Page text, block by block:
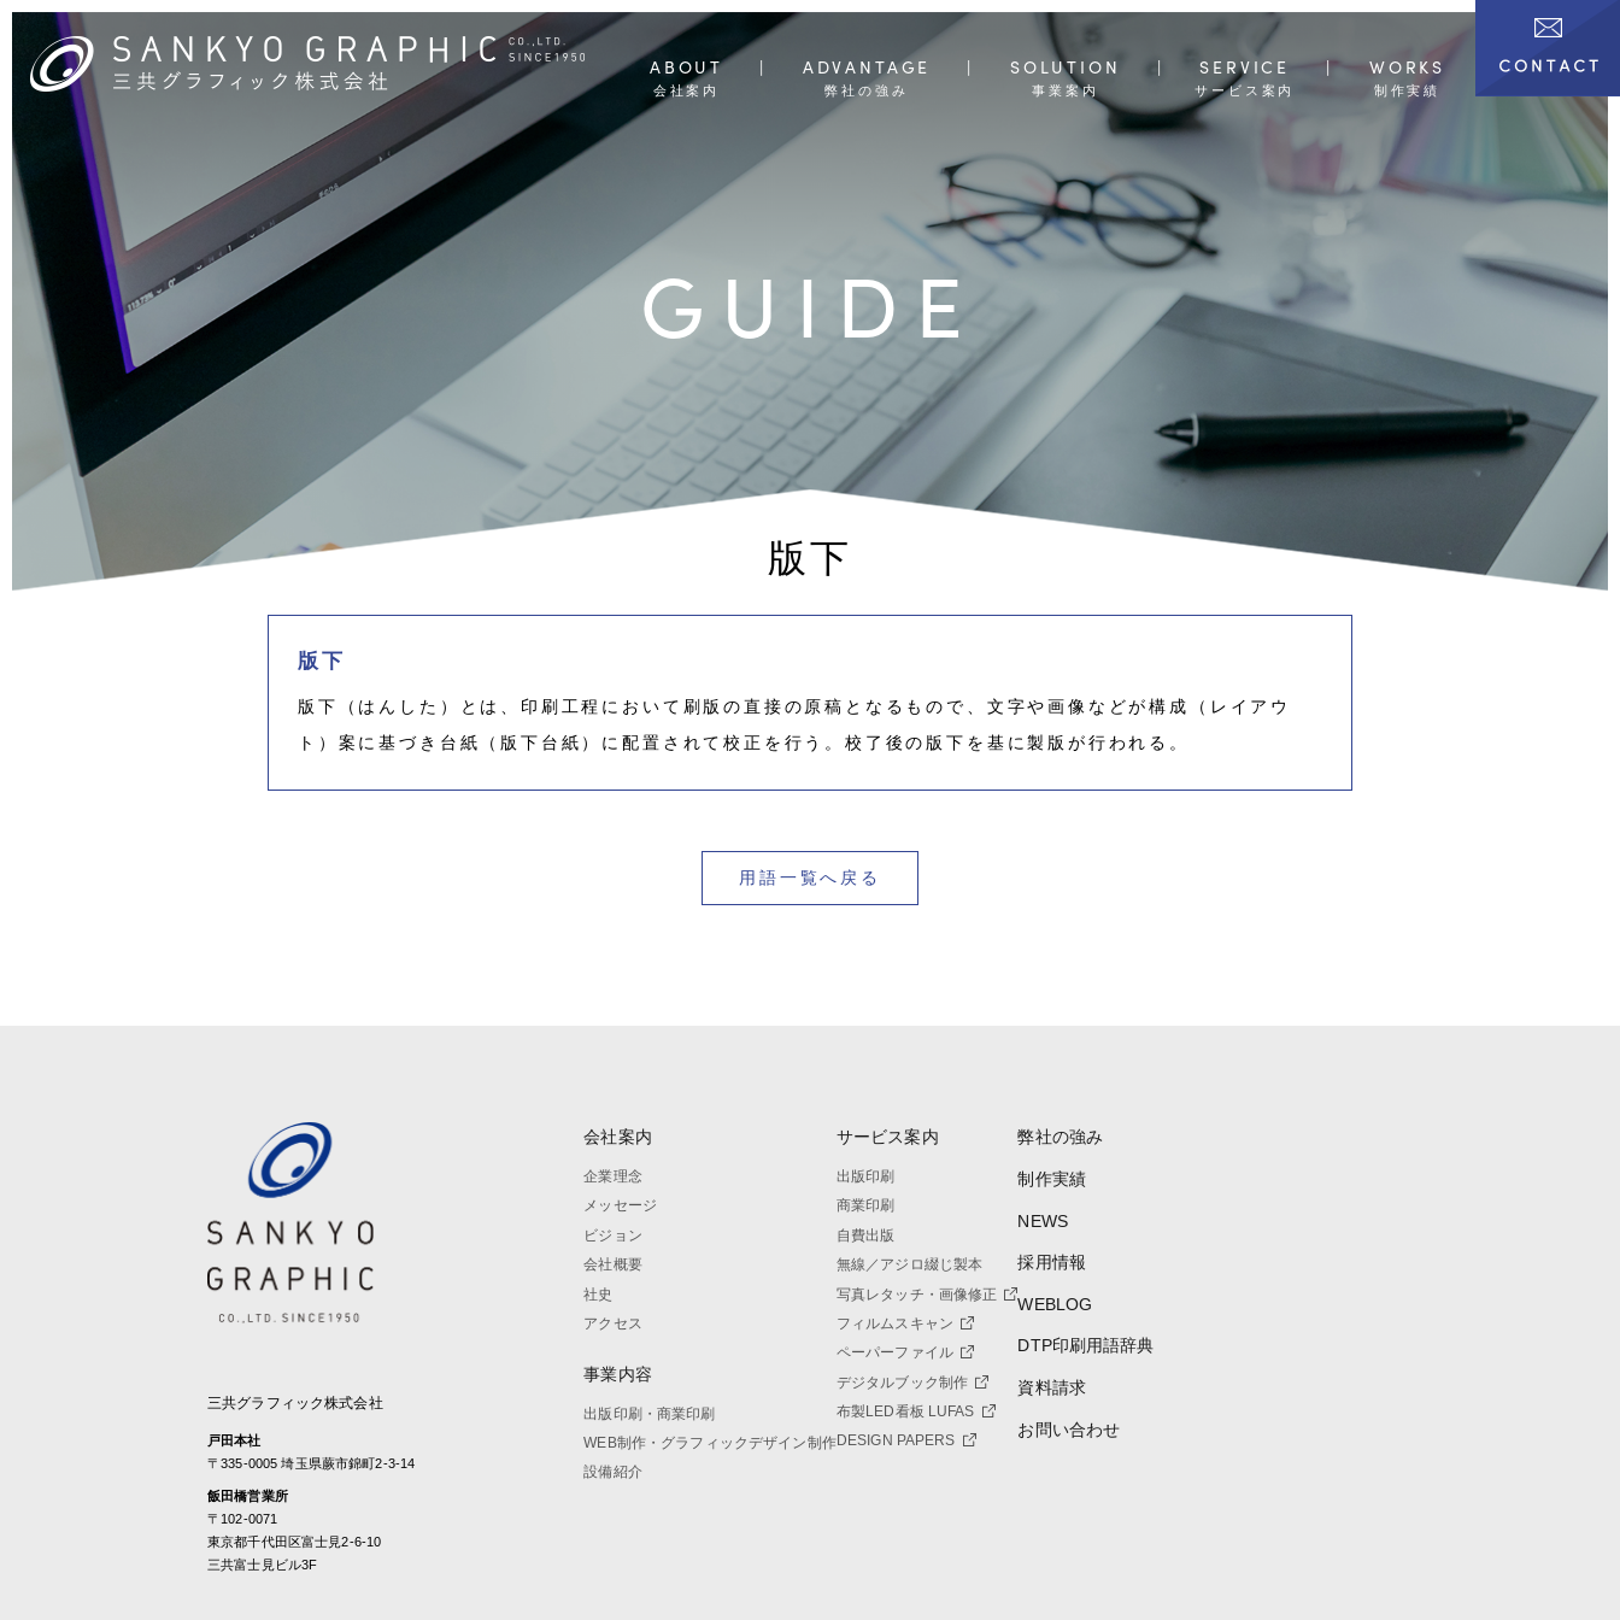
ABOUT
会社案内
ADVANTAGE
弊社の強み
SOLUTION
事業案内
SERVICE
サービス案内
WORKS
制作実績
GUIDE
版下
版下
版下（はんした）とは、印刷工程において刷版の直接の原稿となるもので、文字や画像などが構成（レイアウ
ト）案に基づき台紙（版下台紙）に配置されて校正を行う。校了後の版下を基に製版が行われる。
用語一覧へ戻る
三共グラフィック株式会社
戸田本社
〒335-0005 埼玉県蕨市錦町2-3-14
飯田橋営業所
〒102-0071
東京都千代田区富士見2-6-10
三共富士見ビル3F
会社案内
企業理念
メッセージ
ビジョン
会社概要
社史
アクセス
事業内容
出版印刷・商業印刷
WEB制作・グラフィックデザイン制作
設備紹介
サービス案内
出版印刷
商業印刷
自費出版
無線／アジロ綴じ製本
写真レタッチ・画像修正
フィルムスキャン
ペーパーファイル
デジタルブック制作
布製LED看板 LUFAS
DESIGN PAPERS
弊社の強み
制作実績
NEWS
採用情報
WEBLOG
DTP印刷用語辞典
資料請求
お問い合わせ